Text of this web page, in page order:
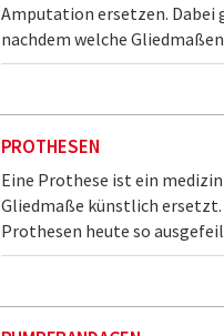
Amputation ersetzen. Dabei
nachdem welche
PROTHESEN
Eine Prothese ist ein
Gliedmaße künstlich
Prothesen heute so